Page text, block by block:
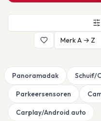
Merk A → Z
Panoramadak Schuif/
Parkeersensoren
Carplay/Android auto